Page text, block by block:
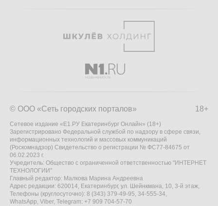
18+
© ООО «Сеть городских порталов»
Сетевое издание «Е1.РУ Екатеринбург Онлайн» (18+)
Зарегистрировано Федеральной службой по надзору в сфере связи,
информационных технологий и массовых коммуникаций
(Роскомнадзор) Свидетельство о регистрации № ФС77-84675 от
06.02.2023 г.
Учредитель: Общество с ограниченной ответственностью "ИНТЕРНЕТ
ТЕХНОЛОГИИ"
Главный редактор: Малкова Марина Андреевна
Адрес редакции: 620014, Екатеринбург, ул. Шейнкмана, 10, 3-й этаж,
Телефоны (круглосуточно): 8 (343) 379-49-95, 34-555-34,
WhatsApp, Viber, Telegram: +7 909 704-57-70